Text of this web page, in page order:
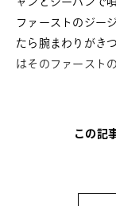
ファーストのジー
たら腕まわりがき
はそのファースト
この記
河
-